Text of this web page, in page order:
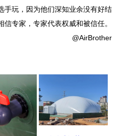
手玩，因为他们深知业余没有好结
信专家，专家代表权威和被信任。
@AirBrother